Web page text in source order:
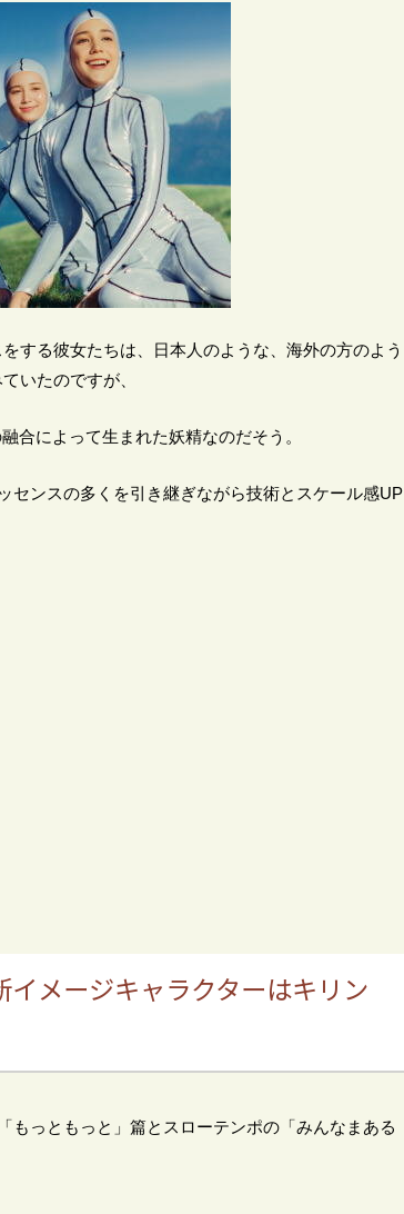
する彼女たちは、日本人のような、海外の方のよう
いたのですが、
合によって生まれた妖精なのだそう。
センスの多くを引き継ぎながら技術とスケール感UP
イメージキャラクターはキリン
もっともっと」篇とスローテンポの「みんなまある